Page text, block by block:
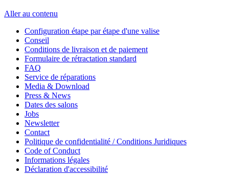
Aller au contenu
Configuration étape par étape d'une valise
Conseil
Conditions de livraison et de paiement
Formulaire de rétractation standard
FAQ
Service de réparations
Media & Download
Press & News
Dates des salons
Jobs
Newsletter
Contact
Politique de confidentialité / Conditions Juridiques
Code of Conduct
Informations légales
Déclaration d'accessibilité